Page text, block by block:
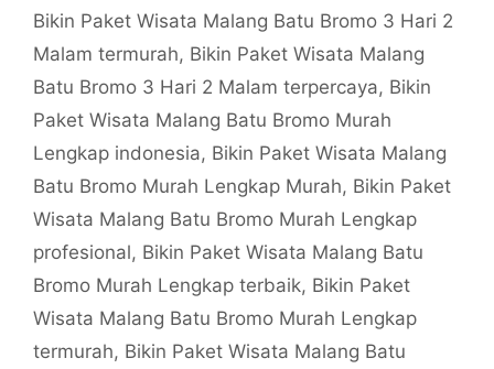
Bikin Paket Wisata Malang Batu Bromo 3 Hari 2
Malam termurah, Bikin Paket Wisata Malang
Batu Bromo 3 Hari 2 Malam terpercaya, Bikin
Paket Wisata Malang Batu Bromo Murah
Lengkap indonesia, Bikin Paket Wisata Malang
Batu Bromo Murah Lengkap Murah, Bikin Paket
Wisata Malang Batu Bromo Murah Lengkap
profesional, Bikin Paket Wisata Malang Batu
Bromo Murah Lengkap terbaik, Bikin Paket
Wisata Malang Batu Bromo Murah Lengkap
termurah, Bikin Paket Wisata Malang Batu